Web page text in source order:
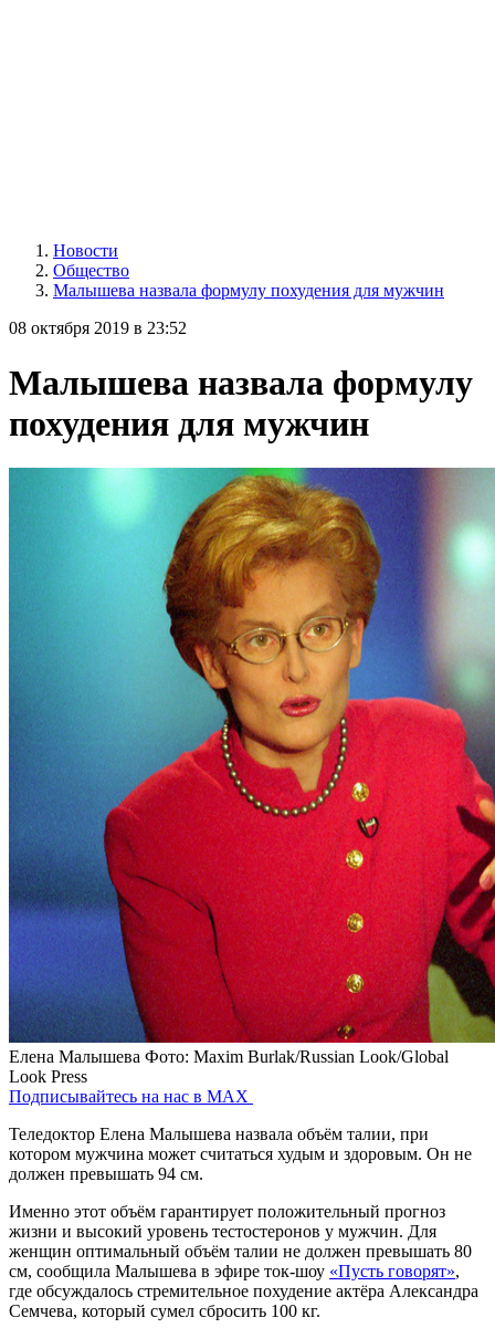
Новости
Общество
Малышева назвала формулу похудения для мужчин
08 октября 2019 в 23:52
Малышева назвала формулу
похудения для мужчин
Елена Малышева Фото: Maxim Burlak/Russian Look/Global
Look Press
Подписывайтесь на нас в MAX
Теледоктор Елена Малышева назвала объём талии, при
котором мужчина может считаться худым и здоровым. Он не
должен превышать 94 см.
Именно этот объём гарантирует положительный прогноз
жизни и высокий уровень тестостеронов у мужчин. Для
женщин оптимальный объём талии не должен превышать 80
см, сообщила Малышева в эфире ток-шоу «Пусть говорят»,
где обсуждалось стремительное похудение актёра Александра
Семчева, который сумел сбросить 100 кг.